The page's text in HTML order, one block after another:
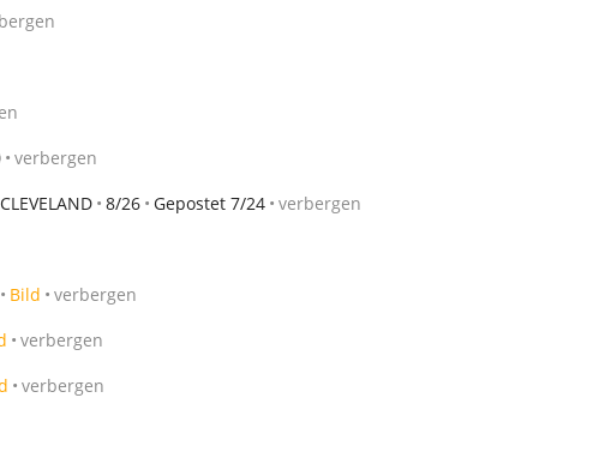
verbergen
CLEVELAND 8/26 Gepostet 7/24 verbergen
Bild verbergen
verbergen
verbergen